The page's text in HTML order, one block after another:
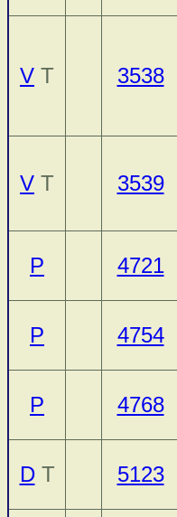
V T 3538
V T 3539
P 4721
P 4754
P 4768
DT 5123